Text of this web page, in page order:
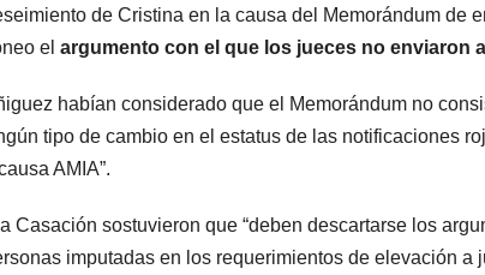
de Cristina en la causa del Memorándum de
el argumento con el que los jueces no enviaron
habían considerado que el Memorándum no
tipo de cambio en el estatus de las notificaciones
AMIA”.
Casación sostuvieron que “deben descartarse los
imputadas en los requerimientos de elevación a
POLICIALES
abusó
anciana
casa de
6 JUNIO, 2023